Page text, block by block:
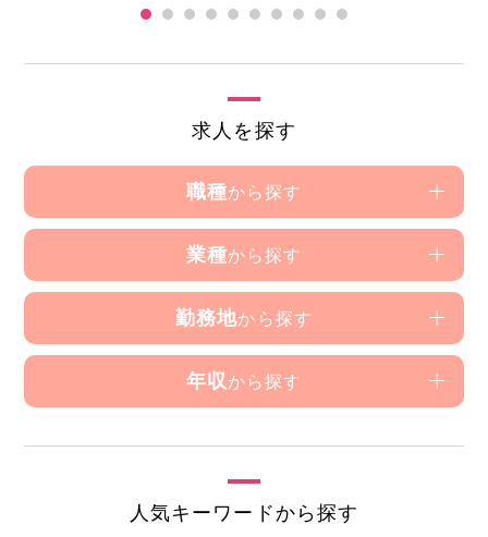
求人を探す
職種から探す
業種から探す
勤務地から探す
年収 から探す
人気キーワードから探す